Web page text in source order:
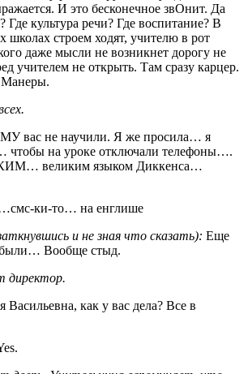
И это бесконечное звОнит. Да
Где культура речи? Где воспитание? В
школах строем ходят, учителю в рот
даже мысли не возникнет дорогу не
учителем не открыть. Там сразу карцер.
Манеры.
вас не научили. Я же просила… я
чтобы на уроке отключали телефоны….
великим языком Диккенса…
ки-то… на енглише
и не зная что сказать): Еще
Вообще стыд.
директор.
как у вас дела? Все в